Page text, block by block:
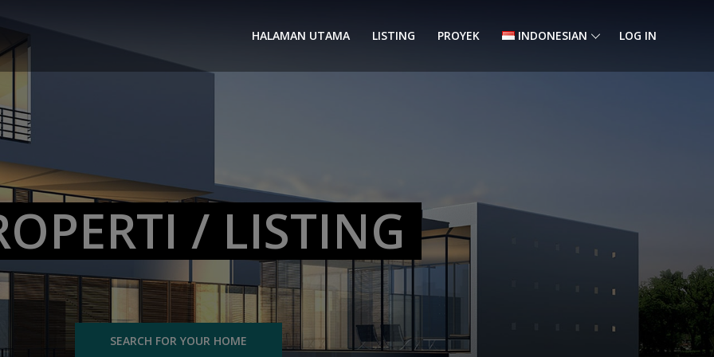
HALAMAN UTAMA LISTING PROYEK INDONESIAN LOG IN
/ LISTING
SEARCH FOR YOUR HOME